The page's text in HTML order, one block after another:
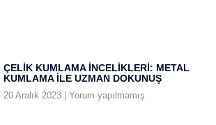
ÇELIK KUMLAMA İNCELIKLERI: METAL
KUMLAMA ILE UZMAN DOKUNUŞ
20 Aralık 2023 Yorum yapılmamış